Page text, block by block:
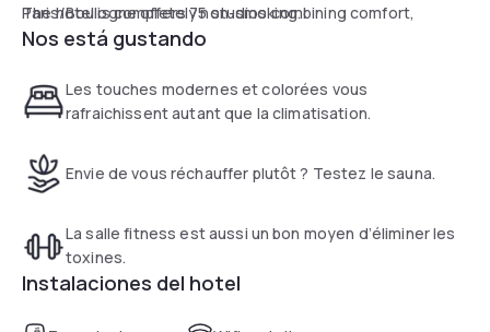
Paris/Boulogne offers 75 studios combining comfort,
design and refinement.
The hotel is completely non-smoking.
Nos está gustando
Les touches modernes et colorées vous
rafraichissent autant que la climatisation.
Envie de vous réchauffer plutôt ? Testez le sauna.
La salle fitness est aussi un bon moyen d’éliminer les
toxines.
Instalaciones del hotel